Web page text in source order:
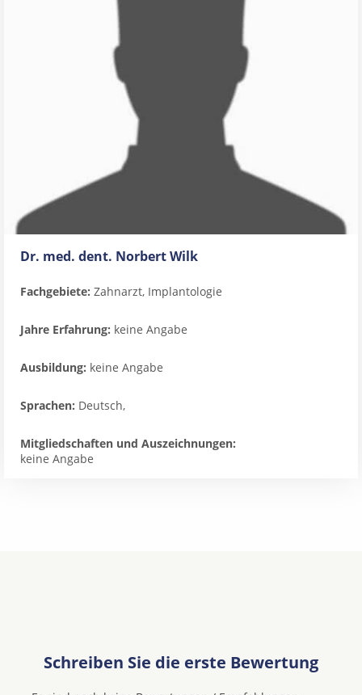
Dr. med. dent. Norbert Wilk
Fachgebiete: Zahnarzt, Implantologie
Jahre Erfahrung: keine Angabe
Ausbildung: keine Angabe
Sprachen: Deutsch,
Mitgliedschaften und Auszeichnungen:
keine Angabe
Schreiben Sie die erste Bewertung